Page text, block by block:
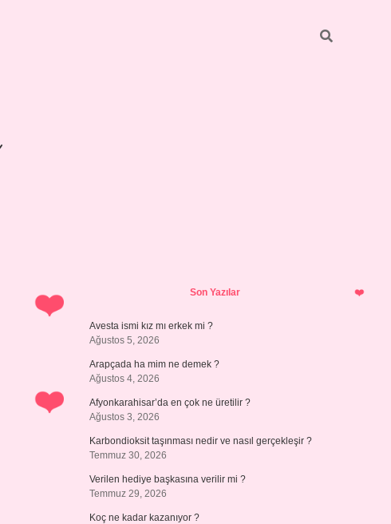
SidebarSon Yazılar
Avesta ismi kız mı erkek mi ?
Ağustos 5, 2026
Arapçada ha mim ne demek ?
Ağustos 4, 2026
Afyonkarahisar’da en çok ne üretilir ?
Ağustos 3, 2026
Karbondioksit taşınması nedir ve nasıl gerçekleşir ?
Temmuz 30, 2026
Verilen hediye başkasına verilir mi ?
Temmuz 29, 2026
Koç ne kadar kazanıyor ?